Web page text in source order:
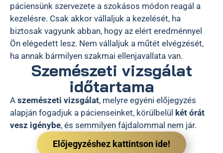
páciensünk szervezete a szokásos módon reagál a
kezelésre. Csak akkor vállaljuk a kezelését, ha
biztosak vagyunk abban, hogy az elért eredménnyel
Ön elégedett lesz. Nem vállaljuk a műtét elvégzését,
ha annak bármilyen szakmai ellenjavallata van.
Szemészeti vizsgálat
időtartama
A szemészeti vizsgálat, melyre egyéni előjegyzés
alapján fogadjuk a pácienseinket, körülbelül két órát
vesz igénybe, és semmilyen fájdalommal nem jár.
Előjegyzéshez kattintson ide!